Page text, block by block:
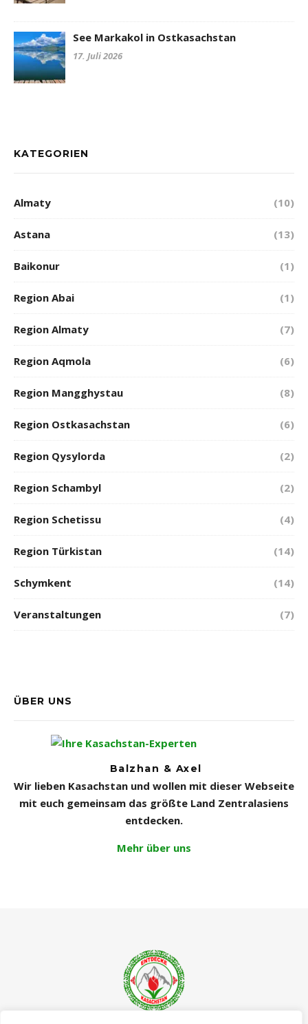
See Markakol in Ostkasachstan
17. Juli 2026
KATEGORIEN
Almaty (10)
Astana (13)
Baikonur (1)
Region Abai (1)
Region Almaty (7)
Region Aqmola (6)
Region Mangghystau (8)
Region Ostkasachstan (6)
Region Qysylorda (2)
Region Schambyl (2)
Region Schetissu (4)
Region Türkistan (14)
Schymkent (14)
Veranstaltungen (7)
ÜBER UNS
Balzhan & Axel
Wir lieben Kasachstan und wollen mit dieser Webseite
mit euch gemeinsam das größte Land Zentralasiens
entdecken.
Mehr über uns